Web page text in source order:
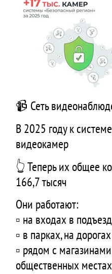
📹 Сеть
В 2025 году к
видеокамер
👆 Теперь их общее
166,7 тысяч
Они работают:
▫️ на входах в
▫️ в парках, на
▫️ рядом с
общественных местах